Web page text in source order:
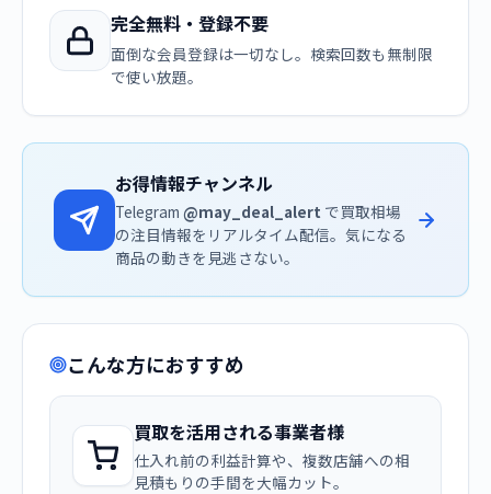
完全無料・登録不要
面倒な会員登録は一切なし。検索回数も無制限
で使い放題。
お得情報チャンネル
Telegram @may_deal_alert で買取相場
の注目情報をリアルタイム配信。気になる
商品の動きを見逃さない。
こんな方におすすめ
買取を活用される事業者様
仕入れ前の利益計算や、複数店舗への相
見積もりの手間を大幅カット。